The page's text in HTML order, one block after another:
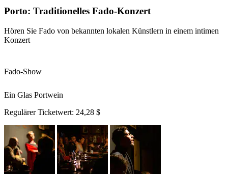
Porto: Traditionelles Fado-Konzert
Hören Sie Fado von bekannten lokalen Künstlern in einem intimen
Konzert
Fado-Show
Ein Glas Portwein
Regulärer Ticketwert: 24,28 $